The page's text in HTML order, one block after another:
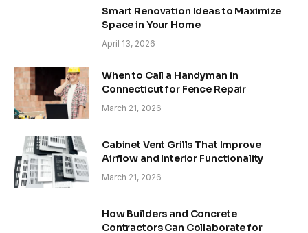
Smart Renovation Ideas to Maximize
Space in Your Home
April 13, 2026
When to Call a Handyman in
Connecticut for Fence Repair
March 21, 2026
Cabinet Vent Grills That Improve
Airflow and Interior Functionality
March 21, 2026
How Builders and Concrete
Contractors Can Collaborate for